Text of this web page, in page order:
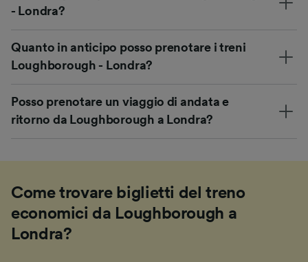
- Londra?
Quanto in anticipo posso prenotare i treni
Loughborough - Londra?
Posso prenotare un viaggio di andata e
ritorno da Loughborough a Londra?
Come trovare biglietti del treno
economici da Loughborough a
Londra?